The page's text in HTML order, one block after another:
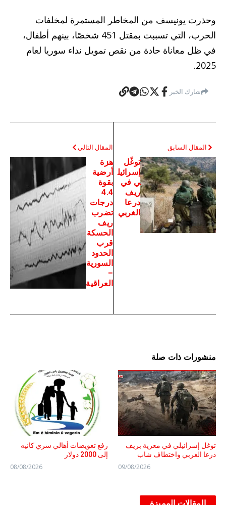
وحذرت يونيسف من المخاطر المستمرة لمخلفات
الحرب، التي تسببت بمقتل 451 شخصًا، بينهم أطفال،
في ظل معاناة حادة من نقص تمويل نداء سوريا لعام
2025.
شارك الخبر
المقال السابق
توغّل
إسرائيل
ي في
ريف
درعا
الغربي
المقال التالي
هزة
أرضية
بقوة
4.4
درجات
تضرب
ريف
الحسكة
قرب
الحدود
السورية
–
العراقية
منشورات ذات صلة
توغل إسرائيلي في معرية بريف
درعا الغربي واختطاف شاب
09/08/2026
رفع تعويضات أهالي سري كانيه
إلى 2000 دولار
08/08/2026
المقالات المميزة